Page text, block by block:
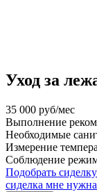
Уход за
35 000 руб/мес
Выполнение
Необходимые
Измерение
Соблюдение
Подобрать
сиделка мне нужна